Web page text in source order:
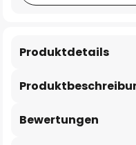
Produktdetails
Bewertungen